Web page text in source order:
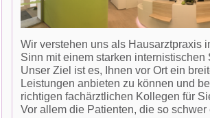
Wir verstehen uns als Hausarztpraxis
Sinn mit einem starken internistischen
Unser Ziel ist es, Ihnen vor Ort ein
Leistungen anbieten zu können und
richtigen fachärztlichen Kollegen für
Vor allem die Patienten, die so schwer